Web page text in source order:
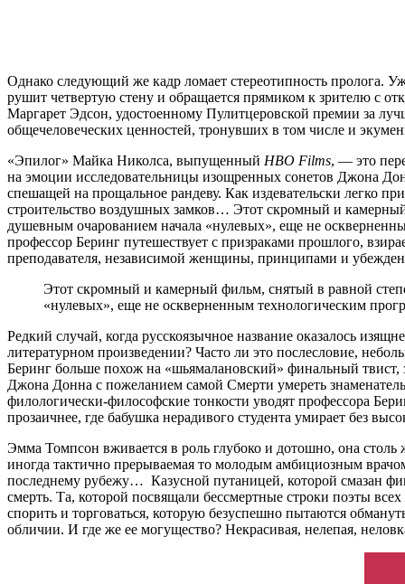
Однако следующий же кадр ломает стереотипность пролога.
рушит четвертую стену и обращается прямиком к зрителю с
Маргарет Эдсон, удостоенному Пулитцеровской премии за
общечеловеческих ценностей, тронувших в том числе и
«Эпилог» Майка Николса, выпущенный HBO Films, — это
на эмоции исследовательницы изощренных сонетов Джона
спешащей на прощальное рандеву. Как издевательски легко
строительство воздушных замков… Этот скромный и
душевным очарованием начала «нулевых», еще не
профессор Беринг путешествует с призраками прошлого,
преподавателя, независимой женщины, принципами и
Этот скромный и камерный фильм, снятый в равной
«нулевых», еще не оскверненным технологическим
Редкий случай, когда русскоязычное название оказалось
литературном произведении? Часто ли это послесловие,
Беринг больше похож на «шьямалановский» финальный твист,
Джона Донна с пожеланием самой Смерти умереть
филологически-философские тонкости уводят профессора
прозаичнее, где бабушка нерадивого студента умирает без
Эмма Томпсон вживается в роль глубоко и дотошно, она столь
иногда тактично прерываемая то молодым амбициозным
последнему рубежу… Казусной путаницей, которой смазан
смерть. Та, которой посвящали бессмертные строки поэты
спорить и торговаться, которую безуспешно пытаются
обличии. И где же ее могущество? Некрасивая, нелепая,